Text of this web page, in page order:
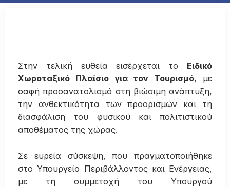
Στην τελική ευθεία εισέρχεται το Ειδικό
Χωροταξικό Πλαίσιο για τον Τουρισμό, με
σαφή προσανατολισμό στη βιώσιμη ανάπτυξη,
την ανθεκτικότητα των προορισμών και τη
διασφάλιση του φυσικού και πολιτιστικού
αποθέματος της χώρας.
Σε ευρεία σύσκεψη, που πραγματοποιήθηκε
στο Υπουργείο Περιβάλλοντος και Ενέργειας,
με τη συμμετοχή του Υπουργού